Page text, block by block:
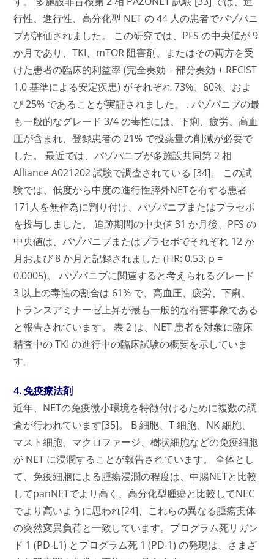
行性、進行性、高分化型 NET の 44 人の患者でパゾパニ
ブが評価されました。 この研究では、PFS の中央値が 9
か月であり、TKI、mTOR 阻害剤、またはその両方を受
けた患者の臨床的利益率 (完全奏効 + 部分奏効 + RECIST
1.0 基準による安定疾患) がそれぞれ 73%、60%、およ
び 25% であることが実証されました。 . パゾパニブの最
も一般的なグレード 3/4 の毒性には、下痢、疲労、高血
圧が含まれ、登録患者の 21% で投薬量の削減が必要で
した。 最近では、パゾパニブが多施設共同第 2 相
Alliance A021202 試験で調査されている [34]。 この試
験では、低度から中度の進行性膵外NETを有する患者
171人を無作為に割り付け、パゾパニブまたはプラセボ
を投与しました。 追跡期間の中央値 31 か月後、PFS の
中央値は、パゾパニブまたはプラセボでそれぞれ 12 か
月および 8 か月と記録されました (HR: 0.53; p =
0.0005)。 パゾパニブに関連すると考えられるグレード
3 以上の毒性の割合は 61% で、高血圧、疲労、下痢、
トランスアミナーゼ上昇が最も一般的な有害事象である
と報告されています。 表 2 は、NET 患者を対象に臨床
精査中の TKI の進行中の臨床試験の概要を示していま
す。
4. 免疫療法剤
近年、NETの免疫微小環境を特徴付けるために複数の調
査が行われています[35]。 B 細胞、T 細胞、NK 細胞、
マスト細胞、マクロファージ、樹状細胞などの免疫細胞
が NET に浸潤することが報告されています。 全体とし
て、免疫細胞による腫瘍浸潤の程度は、中腸NETと比較
してpanNETでより高く、高分化型腫瘍と比較してNEC
でより高いように思われ[24]、これらの異なる腫瘍実体
の突然変異負荷と一致しています。プログラム死リガン
ド 1 (PD-L1) とプログラム死 1 (PD-1) の発現は、さまざ